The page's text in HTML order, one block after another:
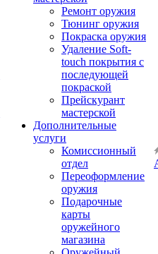
Ремонт оружия
Тюнинг оружия
Покраска оружия
Удаление Soft-
touch покрытия с
последующей
покраской
Прейскурант
мастерской
Дополнительные
услуги
Комиссионный
отдел
Переоформление
оружия
Подарочные
карты
оружейного
магазина